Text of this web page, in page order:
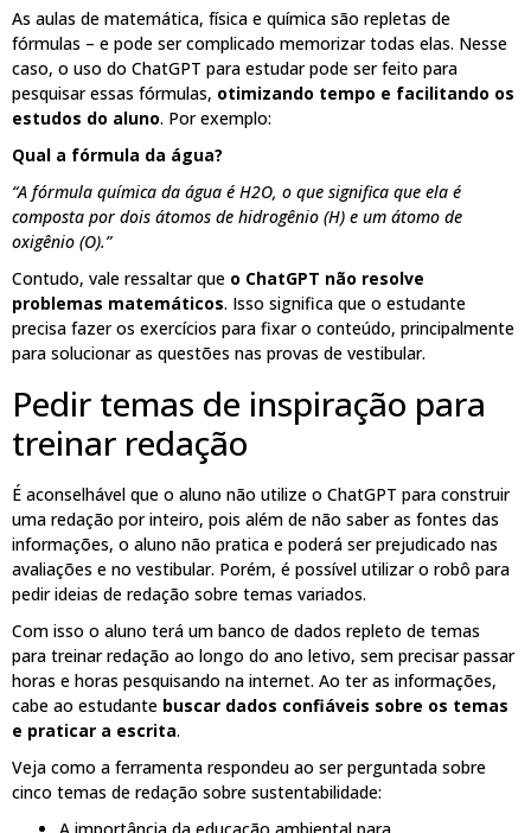
As aulas de matemática, física e química são repletas de
fórmulas – e pode ser complicado memorizar todas elas. Nesse
caso, o uso do ChatGPT para estudar pode ser feito para
pesquisar essas fórmulas, otimizando tempo e facilitando os
estudos do aluno. Por exemplo:
Qual a fórmula da água?
“A fórmula química da água é H2O, o que significa que ela é
composta por dois átomos de hidrogênio (H) e um átomo de
oxigênio (O).”
Contudo, vale ressaltar que o ChatGPT não resolve
problemas matemáticos. Isso significa que o estudante
precisa fazer os exercícios para fixar o conteúdo, principalmente
para solucionar as questões nas provas de vestibular.
Pedir temas de inspiração para
treinar redação
É aconselhável que o aluno não utilize o ChatGPT para construir
uma redação por inteiro, pois além de não saber as fontes das
informações, o aluno não pratica e poderá ser prejudicado nas
avaliações e no vestibular. Porém, é possível utilizar o robô para
pedir ideias de redação sobre temas variados.
Com isso o aluno terá um banco de dados repleto de temas
para treinar redação ao longo do ano letivo, sem precisar passar
horas e horas pesquisando na internet. Ao ter as informações,
cabe ao estudante buscar dados confiáveis sobre os temas
e praticar a escrita.
Veja como a ferramenta respondeu ao ser perguntada sobre
cinco temas de redação sobre sustentabilidade: